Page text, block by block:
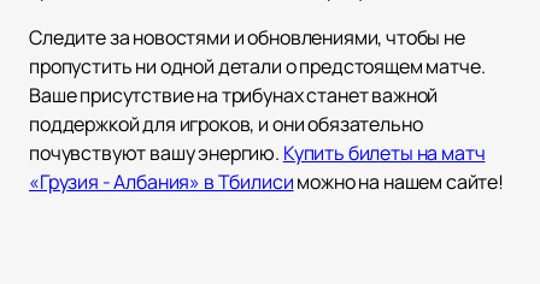
Следите за новостями и обновлениями, чтобы не
пропустить ни одной детали о предстоящем матче.
Ваше присутствие на трибунах станет важной
поддержкой для игроков, и они обязательно
почувствуют вашу энергию. Купить билеты на матч
«Грузия - Албания» в Тбилисиможно на нашем сайте!